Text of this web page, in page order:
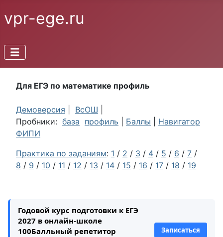
vpr-ege.ru
Для ЕГЭ по математике профиль
Демоверсия ВсОШ
Пробники: база профиль Баллы
Навигатор
ФИПИ
Практика по заданиям: 1 / 2 / 3 / 4 / 5 / 6 / 7 /
8 / 9 / 10 / 11 / 12 / 13 / 14 / 15 / 16 / 17 / 18 / 19
Годовой курс подготовки к ЕГЭ
2027 в онлайн-школе
100Балльный репетитор
Записаться